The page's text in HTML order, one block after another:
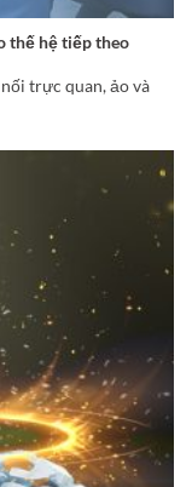
thế hệ tiếp theo
trực quan, ảo và